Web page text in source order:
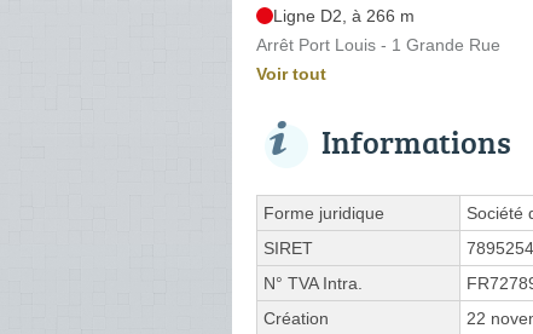
Ligne D2, à 266 m
Arrêt Port Louis - 1 Grande Rue
Voir tout
Informations
Forme juridique
Société
SIRET
N° TVA Intra.
Création
22